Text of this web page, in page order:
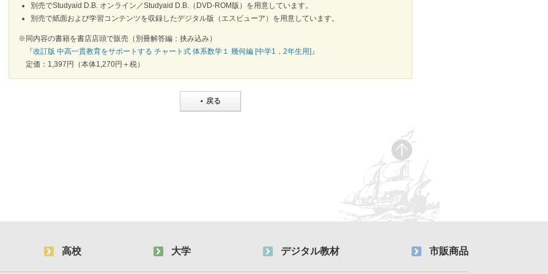
別売でStudyaid D.B. オンライン／Studyaid D.B.（DVD-ROM版）を用意しています。
別売で紙面および学習コンテンツを収録したデジタル版（エスビューア）を用意しています。
※同内容の書籍を書店店頭で販売（別冊解答編：挟み込み）
『改訂版 中高一貫教育をサポートする チャート式 体系数学１ 幾何編 [中学1，2年生用]』
定価：1,397円（本体1,270円＋税）
戻る
高校 大学 デジタル教材 市販商品